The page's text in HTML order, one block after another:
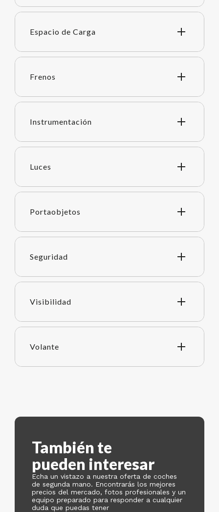
Espacio de Carga
Frenos
Instrumentación
Luces
Portaobjetos
Seguridad
Visibilidad
Volante
También te
pueden interesar
Echa un vistazo a nuestra oferta de coches
de segunda mano. Encontrarás los mejores
precios del mercado, fotos profesionales y un
equipo preparado para responder a cualquier
duda que puedas tener